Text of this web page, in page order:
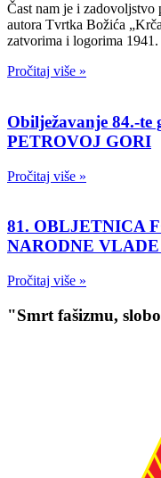
Čast nam je i zadovoljstvo
autora Tvrtka Božića
zatvorima i logorima 1941.
Pročitaj više »
Obilježavanje 84.-te
PETROVOJ GORI
Pročitaj više »
81. OBLJETNICA
NARODNE
Pročitaj više »
"Smrt fašizmu,